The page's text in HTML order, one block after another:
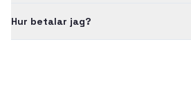
Hur betalar jag?